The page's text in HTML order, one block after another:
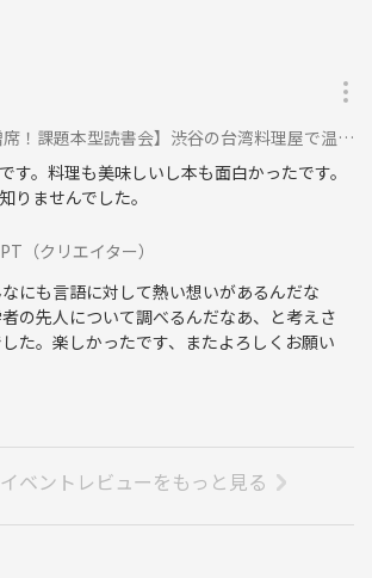
課題本型読書会】渋谷の台湾料理屋で温又柔の「台湾生まれ 日本語育ち」について語ろうに参加
す。料理も美味しいし本も面白かったです。
りませんでした。
（クリエイター）
にも言語に対して熱い想いがあるんだな
の先人について調べるんだなあ、と考えさ
た。楽しかったです、またよろしくお願い
ベントレビューをもっと見る